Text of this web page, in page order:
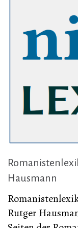
Hausmann
Rutger